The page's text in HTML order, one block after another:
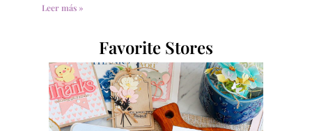
Leer más »
Favorite Stores